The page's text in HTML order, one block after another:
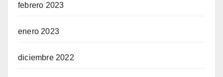
febrero 2023
enero 2023
diciembre 2022